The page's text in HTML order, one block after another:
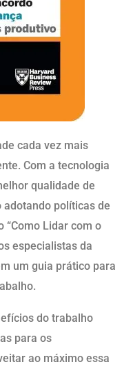
cada vez mais
Com a tecnologia
qualidade de
políticas de
“Como Lidar com o
especialistas da
um guia prático para
do trabalho
para os
ao máximo essa